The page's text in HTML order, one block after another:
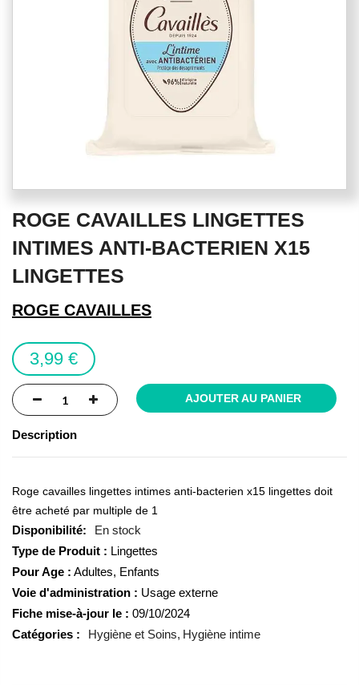
to
beginning
images
ROGE CAVAILLES LINGETTES
INTIMES ANTI-BACTERIEN X15
LINGETTES
ROGE CAVAILLES
3,99 €
AJOUTER AU PANIER
Description
Roge cavailles lingettes intimes anti-bacterien x15 lingettes doit
être acheté par multiple de 1
En stock
Type de Produit : Lingettes
Pour Age : Adultes, Enfants
Voie d'administration : Usage externe
Fiche mise-à-jour le : 09/10/2024
Catégories :
Hygiène et Soins Hygiène intime